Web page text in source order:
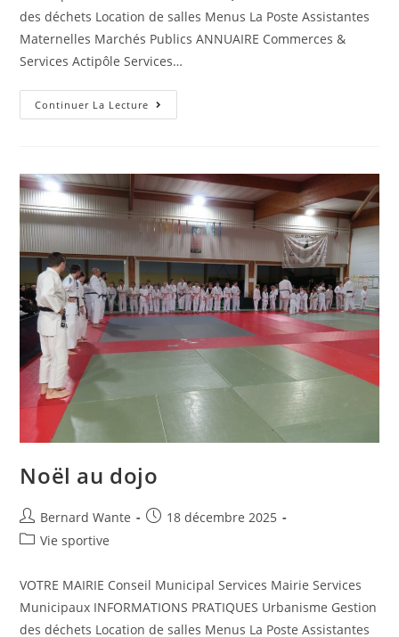
des déchets Location de salles Menus La Poste Assistantes
Maternelles Marchés Publics ANNUAIRE Commerces &
Services Actipôle Services…
Continuer La Lecture
Noël au dojo
Bernard Wante
18 décembre 2025
Vie sportive
VOTRE MAIRIE Conseil Municipal Services Mairie Services
Municipaux INFORMATIONS PRATIQUES Urbanisme Gestion
des déchets Location de salles Menus La Poste Assistantes